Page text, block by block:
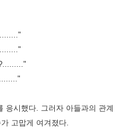
응시했다. 그러자 아들과의 관계
고맙게 여겨졌다.